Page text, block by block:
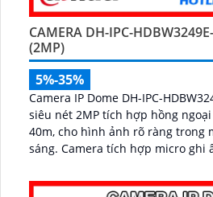
CAMERA DH-IPC-
(2MP)
5%-35%
Camera IP Dome DH-IPC-
siêu nét 2MP tích hợp hồng
40m, cho hình ảnh rõ ràng trong
sáng. Camera tích hợp micro ghi âm, khe cắm thẻ nhớ
người, xe giúp nâng cao hiệu